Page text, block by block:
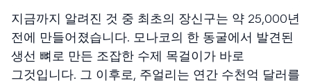
지금까지 알려진 것 중 최초의 장신구는 약 25,000년
전에 만들어졌습니다. 모나코의 한 동굴에서 발견된
생선 뼈로 만든 조잡한 수제 목걸이가 바로
그것입니다. 그 이후로, 주얼리는 연간 수천억 달러를